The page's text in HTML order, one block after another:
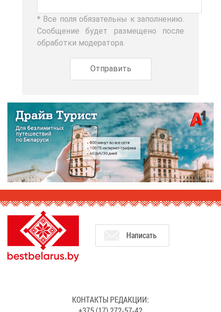
* Все по­ля обя­за­тель­ны к за­пол­не­нию.
Со­об­ще­ние бу­дет раз­ме­ще­но по­сле
об­ра­бот­ки мо­де­ра­то­ра.
На­пи­сать
КОН­ТАК­ТЫ РЕ­ДАК­ЦИИ: